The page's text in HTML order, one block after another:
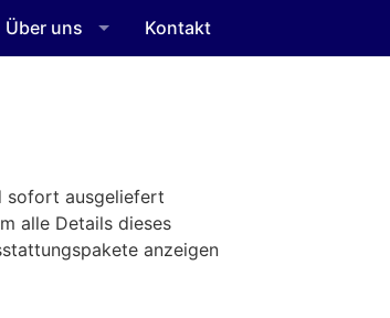
Über uns Kontakt
sofort ausgeliefert
alle Details dieses
anzeigen